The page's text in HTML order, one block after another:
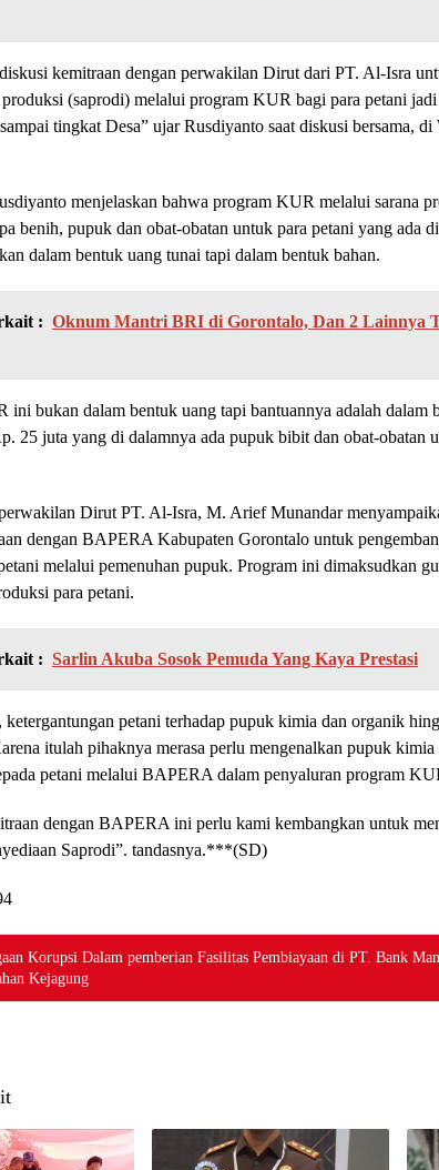
kemitraan dengan perwakilan Dirut dari PT. Al-Isra
produksi (saprodi) melalui program KUR bagi para petani
tingkat Desa” ujar Rusdiyanto saat diskusi bersama,
menjelaskan bahwa program KUR melalui sarana
benih, pupuk dan obat-obatan untuk para petani yang ada
dalam bentuk uang tunai tapi dalam bentuk bahan.
: Oknum Mantri BRI di Gorontalo, Dan 2 Lainnya
ini bukan dalam bentuk uang tapi bantuannya adalah dalam
25 juta yang di dalamnya ada pupuk bibit dan obat-obatan
Dirut PT. Al-Isra, M. Arief Munandar
dengan BAPERA Kabupaten Gorontalo untuk
melalui pemenuhan pupuk. Program ini dimaksudkan
para petani.
: Sarlin Akuba Sosok Pemuda Yang Kaya Prestasi
petani terhadap pupuk kimia dan organik
itulah pihaknya merasa perlu mengenalkan pupuk kimia
petani melalui BAPERA dalam penyaluran program
dengan BAPERA ini perlu kami kembangkan untuk
Saprodi”. tandasnya.***(SD)
Korupsi Dalam pemberian Fasilitas Pembiayaan di PT. Bank
Kejagung